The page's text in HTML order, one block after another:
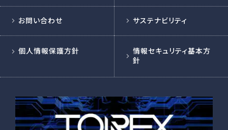
お問い合わせ サステナビリティ
個人情報保護方針
情報セキュリティ基本方
針